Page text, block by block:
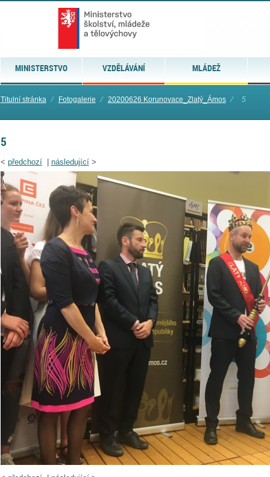
MINISTERSTVO VZDĚLÁVÁNÍ MLÁDEŽ
Titulní stránka ⁄ Fotogalerie ⁄ 20200626 Korunovace_Zlatý_Ámos ⁄ 5
5
< předchozí| následující>